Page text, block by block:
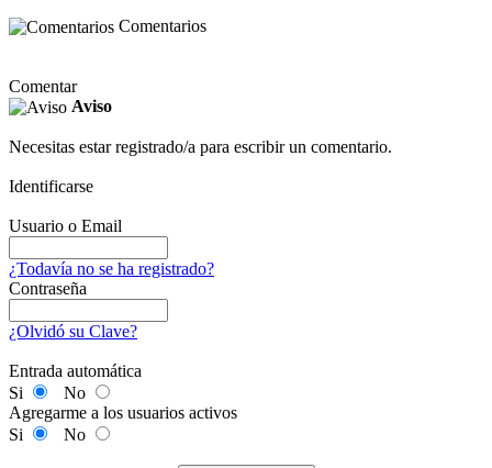
Comentarios
Comentar
Aviso
Necesitas estar registrado/a para escribir un comentario.
Identificarse
Usuario o Email
¿Todavía no se ha registrado?
Contraseña
¿Olvidó su Clave?
Entrada automática
Si
No
Agregarme a los usuarios activos
Si
No